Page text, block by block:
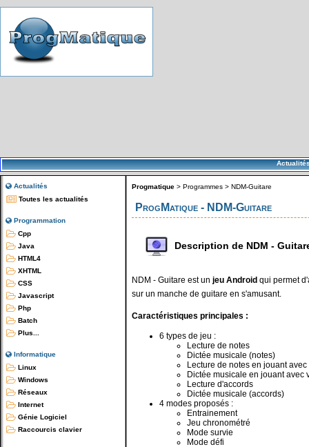
Actualités
Toutes les actualités
Programmation
Cpp
Java
HTML4
XHTML
CSS
Javascript
Php
Batch
Plus...
Informatique
Linux
Windows
Réseaux
Internet
Génie Logiciel
Raccourcis clavier
Progmatique > Programmes > NDM-Guitare
ProgMatique - NDM-Guitare
Description de NDM -
NDM - Guitare est un jeu Android qui permet
sur un manche de guitare en s'amusant.
Caractéristiques principales :
6 types de jeu :
Lecture de notes
Dictée musicale (notes)
Lecture de notes en jouant
Dictée musicale en jouant avec
Lecture d'accords
Dictée musicale (accords)
4 modes proposés :
Entrainement
Jeu chronométré
Mode survie
Mode défi